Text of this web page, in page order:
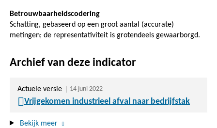
Betrouwbaarheidscodering
Schatting, gebaseerd op een groot aantal (accurate)
metingen; de representativiteit is grotendeels gewaarborgd.
Archief van deze indicator
Actuele versie 14 juni 2022
Vrijgekomen industrieel afval naar bedrijfstak
Bekijk meer